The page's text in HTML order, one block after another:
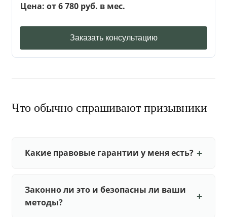
Цена: от 6 780 руб. в мес.
Заказать консультацию
Что обычно спрашивают призывники
Какие правовые гарантии у меня есть?
Законно ли это и безопасны ли ваши
методы?